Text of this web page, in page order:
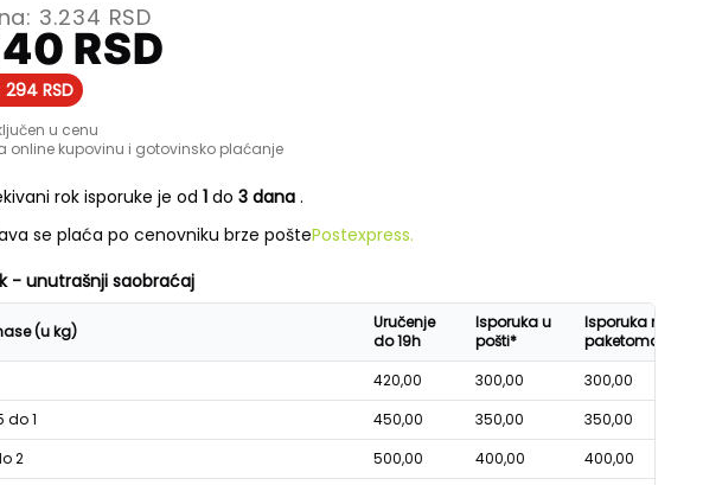
3.234 RSD
RSD
294 RSD
u cenu
online kupovinu i gotovinsko plaćanje
rok isporuke je od 1 do 3 dana .
se plaća po cenovniku brze poštePostexpress.
- unutrašnji saobraćaj
(u kg)
Uručenje
do 19h
Isporuka u
pošti*
Isporuka na
paketomatu*
420,00 300,00
300,00
do 1
450,00 350,00
350,00
2
500,00 400,00
400,00